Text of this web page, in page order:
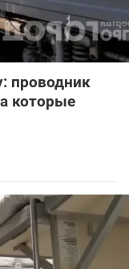
проводник
которые